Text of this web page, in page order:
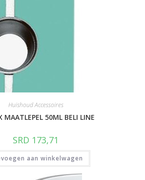
Huishoud Accessoires
MAATLEPEL 50ML BELI LINE
SRD 173,71
aan winkelwagen